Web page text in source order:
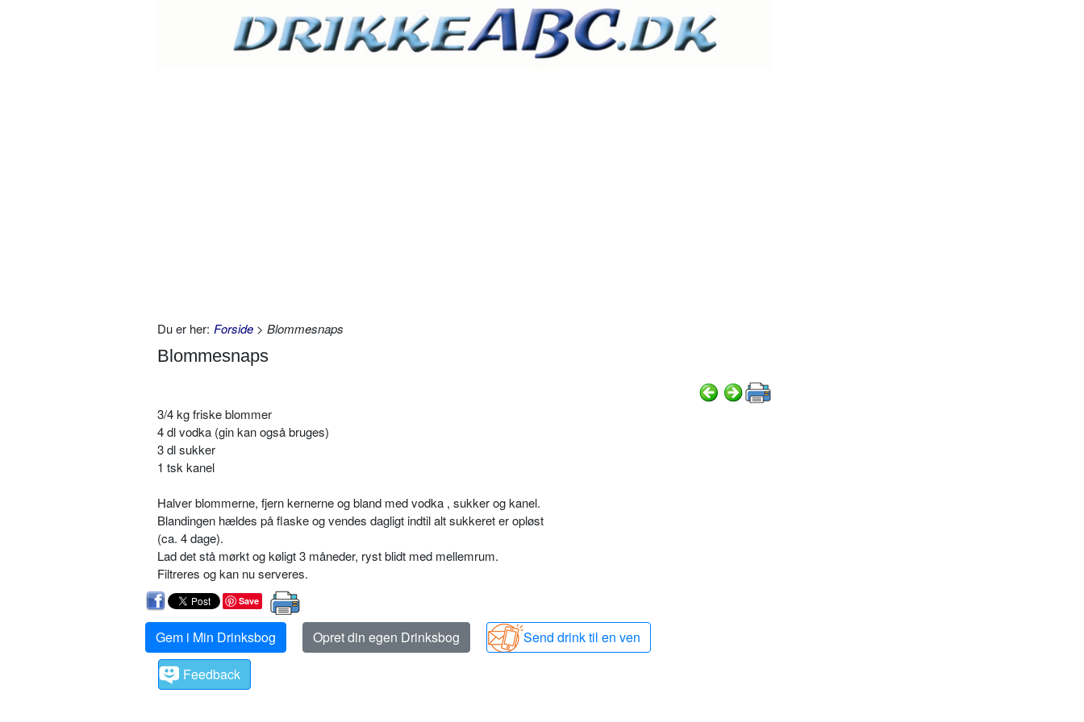
Du er her: Forside > Blommesnaps
Blommesnaps
3/4 kg friske blommer
4 dl vodka (gin kan også bruges)
3 dl sukker
1 tsk kanel
Halver blommerne, fjern kernerne og bland med vodka , sukker og kanel.
Blandingen hældes på flaske og vendes dagligt indtil alt sukkeret er opløst
(ca. 4 dage).
Lad det stå mørkt og køligt 3 måneder, ryst blidt med mellemrum.
Filtreres og kan nu serveres.
Save
Gem i Min Drinksbog Opret din egen Drinksbog
Send drink til en ven
Feedback